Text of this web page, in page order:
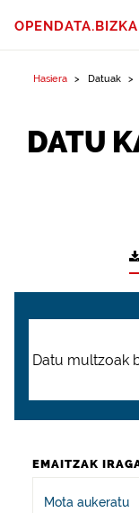
Hasiera Datuak
DATU
EMAITZAK
Mota aukeratu